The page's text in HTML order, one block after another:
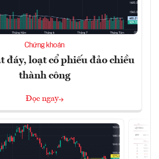
Chứng khoán
đáy, loạt cổ phiếu đảo chiều
thành công
Đọc ngay